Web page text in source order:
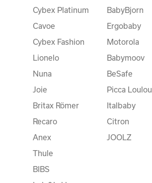
Cybex Platinum
Cavoe
Cybex Fashion
Lionelo
Nuna
Joie
Britax Römer
Recaro
Anex
Thule
BIBS
BabyBjorn
Ergobaby
Motorola
Babymoov
BeSafe
Picca Loulou
Italbaby
Citron
JOOLZ